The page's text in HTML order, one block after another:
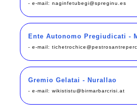
- e-mail: naginfetubegi@spreginu.es
Ente Autonomo Pregiudicati -
- e-mail:
Gremio Gelatai - Nurallao
- e-mail: wikististu@birmarbarcrisi.at